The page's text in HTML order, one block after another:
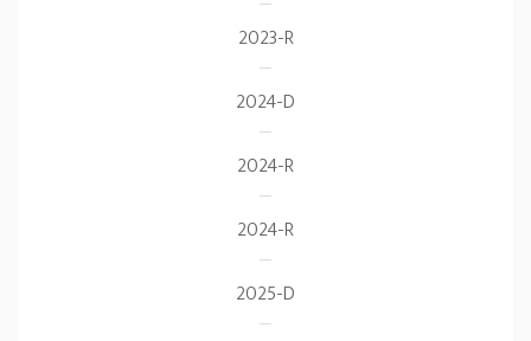
2023-R
2024-D
2024-R
2024-R
2025-D